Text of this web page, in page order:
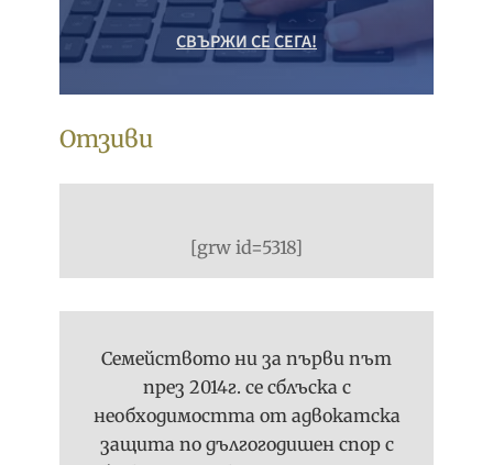
СВЪРЖИ СЕ СЕГА!
Отзиви
[grw id=5318]
Семейството ни за първи път
през 2014г. се сблъска с
необходимостта от адвокатска
защита по дългогодишен спор с